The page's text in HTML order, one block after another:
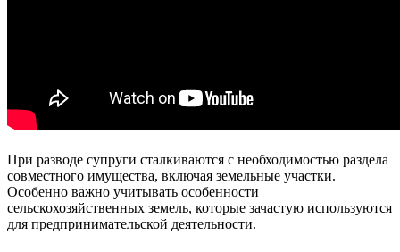
При разводе супруги сталкиваются с необходимостью раздела
совместного имущества, включая земельные участки.
Особенно важно учитывать особенности
сельскохозяйственных земель, которые зачастую используются
для предпринимательской деятельности.